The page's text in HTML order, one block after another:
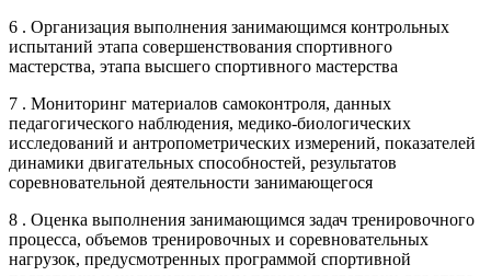
6 . Организация выполнения занимающимся контрольных
испытаний этапа совершенствования спортивного
мастерства, этапа высшего спортивного мастерства
7 . Мониторинг материалов самоконтроля, данных
педагогического наблюдения, медико-биологических
исследований и антропометрических измерений, показателей
динамики двигательных способностей, результатов
соревновательной деятельности занимающегося
8 . Оценка выполнения занимающимся задач тренировочного
процесса, объемов тренировочных и соревновательных
нагрузок, предусмотренных программой спортивной